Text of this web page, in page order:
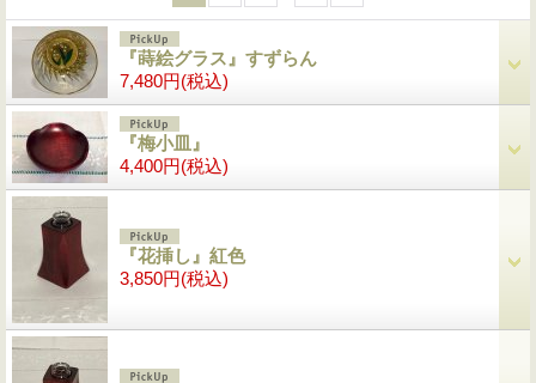
『蒔絵グラス』すずらん
7,480円(税込)
『梅小皿』
4,400円(税込)
『花挿し』紅色
3,850円(税込)